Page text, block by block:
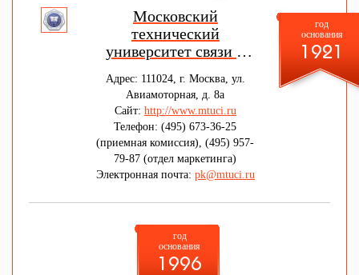
Московский
технический
университет связи и
Адрес: 111024, г. Москва, ул.
Авиамоторная, д. 8а
Сайт: http://www.mtuci.ru
Телефон: (495) 673-36-25
(приемная комиссия), (495) 957-
79-87 (отдел маркетинга)
Электронная почта: pk@mtuci.ru
год
основания
1921
год
основания
1996